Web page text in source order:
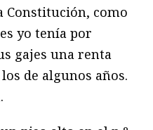
Constitución, como
yo tenía por
gajes una renta
de algunos años.